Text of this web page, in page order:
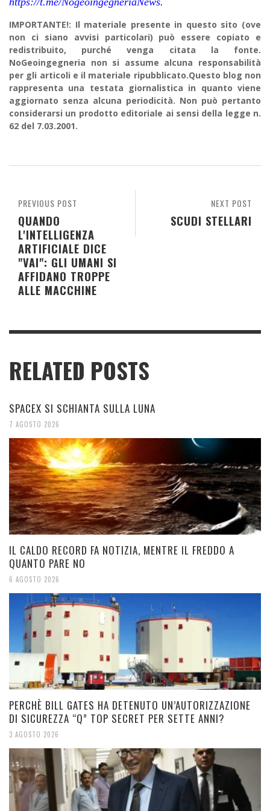
IMPORTANTE!: Il materiale presente in questo sito (ove
non ci siano avvisi particolari) può essere copiato e
redistribuito, purché venga citata la fonte.
NoGeoingegneria non si assume alcuna responsabilità
per gli articoli e il materiale ripubblicato.Questo blog non
rappresenta una testata giornalistica in quanto viene
aggiornato senza alcuna periodicità. Non può pertanto
considerarsi un prodotto editoriale ai sensi della legge n.
62 del 7.03.2001.
NEXT POST
SCUDI STELLARI
PREVIOUS POST
QUANDO
L'INTELLIGENZA
ARTIFICIALE DICE
"VAI": GLI UMANI SI
AFFIDANO TROPPE
ALLE MACCHINE
RELATED POSTS
SPACEX SI SCHIANTA SULLA LUNA
7 AGOSTO 2026
IL CALDO RECORD FA NOTIZIA, MENTRE IL FREDDO A
QUANTO PARE NO
6 AGOSTO 2026
PERCHÈ BILL GATES HA DETENUTO UN’AUTORIZZAZIONE
DI SICUREZZA “Q” TOP SECRET PER SETTE ANNI?
3 AGOSTO 2026